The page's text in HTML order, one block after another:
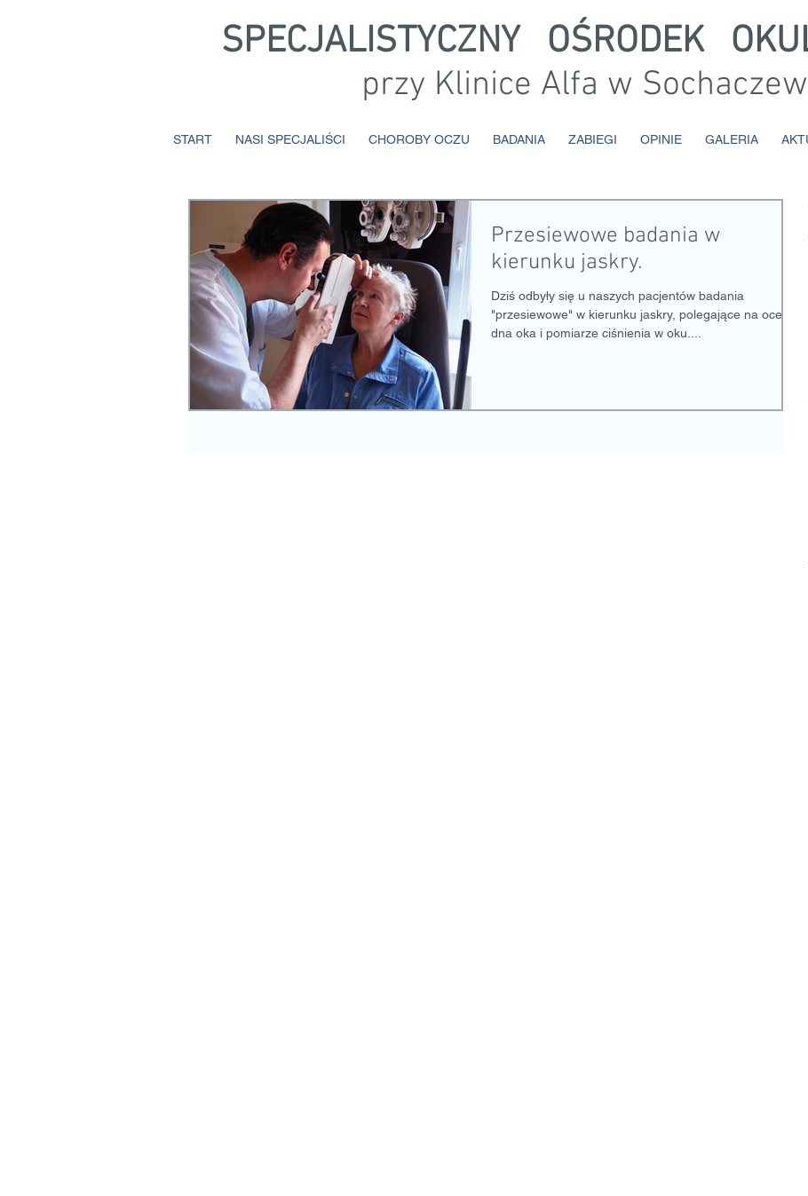
SPECJALISTYCZNY OŚRODEK
przy Klinice Alfa w
START NASI SPECJALIŚCI CHOROBY OCZU BADANIA ZABIEGI OPINIE GALERIA
Przesiewowe badania w
kierunku jaskry.
Dziś odbyły się u naszych pacjentów badania
"przesiewowe" w kierunku jaskry, polegające na ocenie
dna oka i pomiarze ciśnienia w oku....